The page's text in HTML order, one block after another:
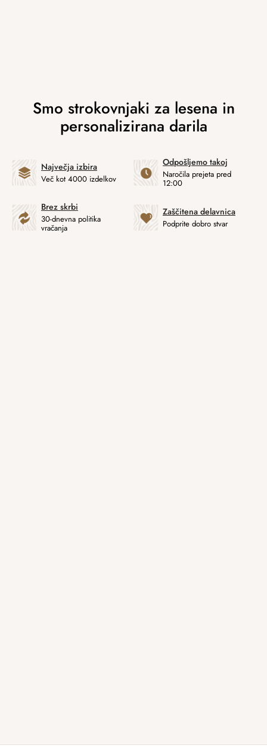
Največja izbira
Več kot 4000 izdelkov
Odpošljemo takoj
Naročila prejeta pred
12:00
Brez skrbi
30-dnevna politika
vračanja
Zaščitena delavnica
Podprite dobro stvar